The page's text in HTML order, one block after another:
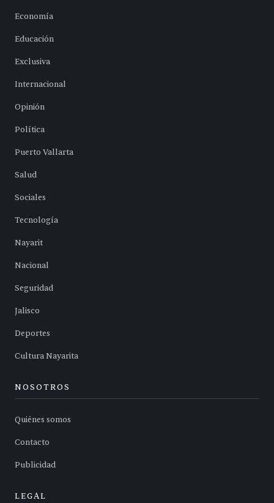
Economía
Educación
Exclusiva
Internacional
Opinión
Política
Puerto Vallarta
Salud
Sociales
Tecnología
Nayarit
Nacional
Seguridad
Jalisco
Deportes
Cultura Nayarita
NOSOTROS
Quiénes somos
Contacto
Publicidad
LEGAL